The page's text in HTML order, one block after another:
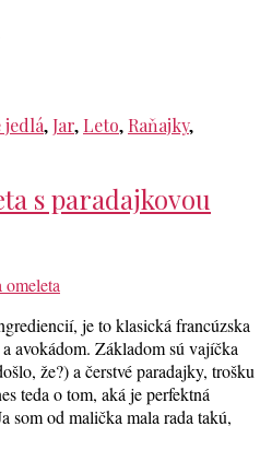
jedlá, Jar, Leto, Raňajky,
s paradajkovou
je to klasická francúzska
avokádom. Základom sú vajíčka
že?) a čerstvé paradajky, trošku
teda o tom, aká je perfektná
som od malička mala rada takú,